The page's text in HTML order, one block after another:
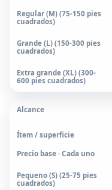
Precio base · Cada uno